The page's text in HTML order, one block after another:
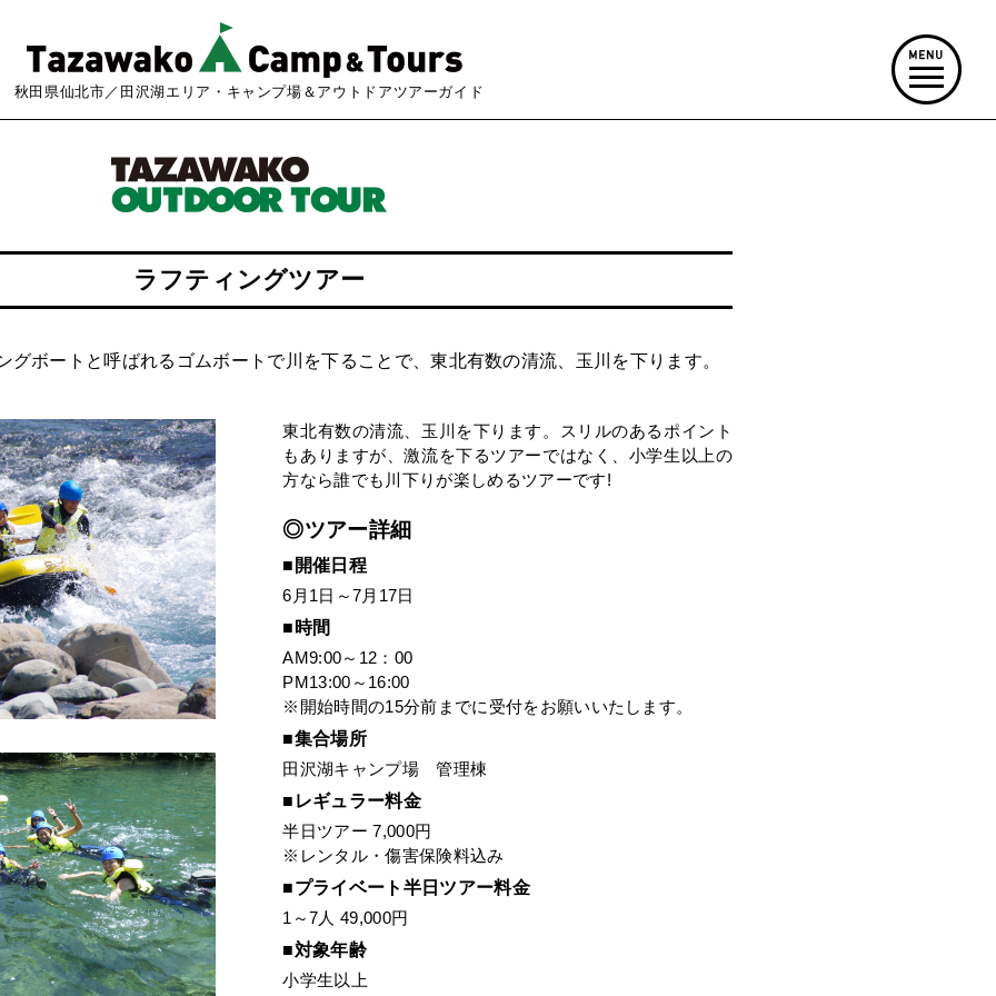
秋田県仙北市／田沢湖エリア・キャンプ場＆アウトドアツアーガイド
ラフティングツアー
グボートと呼ばれるゴムボートで川を下ることで、東北有数の清流、玉川を下ります。
東北有数の清流、玉川を下ります。スリルのあるポイント
もありますが、激流を下るツアーではなく、小学生以上の
方なら誰でも川下りが楽しめるツアーです!
◎ツアー詳細
■開催日程
6月1日～7月17日
■時間
AM9:00～12：00
PM13:00～16:00
※開始時間の15分前までに受付をお願いいたします。
■集合場所
田沢湖キャンプ場 管理棟
■レギュラー料金
半日ツアー 7,000円
※レンタル・傷害保険料込み
■プライベート半日ツアー料金
1～7人 49,000円
■対象年齢
小学生以上